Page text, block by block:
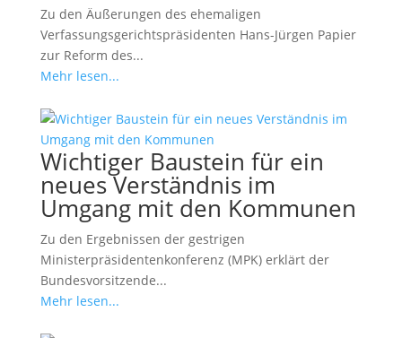
Zu den Äußerungen des ehemaligen
Verfassungsgerichtspräsidenten Hans-Jürgen Papier
zur Reform des...
Mehr lesen...
Wichtiger Baustein für ein
neues Verständnis im
Umgang mit den Kommunen
Zu den Ergebnissen der gestrigen
Ministerpräsidentenkonferenz (MPK) erklärt der
Bundesvorsitzende...
Mehr lesen...